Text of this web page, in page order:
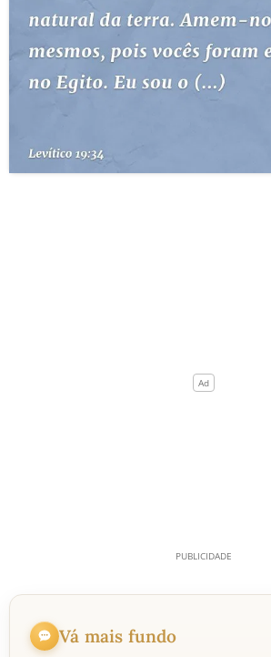
TEMAS
PERGUNTE À BÍBLIA IA
QUEM SOMOS
Vá mais fundo